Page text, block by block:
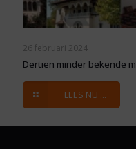
26 februari 2024
Dertien minder bekende
LEES NU ...